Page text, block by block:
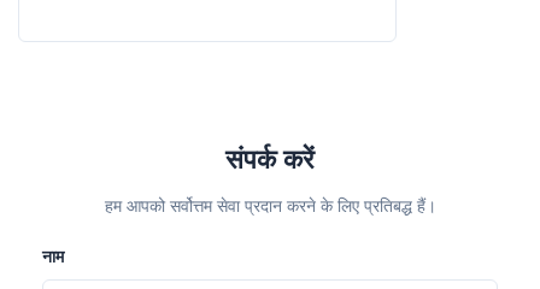
संपर्क करें
हम आपको सर्वोत्तम सेवा प्रदान करने के लिए प्रतिबद्ध हैं।
नाम